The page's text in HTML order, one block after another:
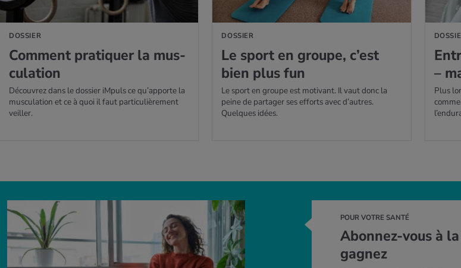
DOSSIER
Com­ment pra­ti­quer la mus­
cu­la­tion
Découvrez dans le dossier iMpuls ce qu’apporte la
musculation et ce à quoi il faut particulièrement
veiller.
DOSSIER
Le sport en groupe, c’est
bien plus fun
Le sport en groupe est motivant. Il vaut donc la
peine de partager ses efforts avec d’autres.
Quelques idées.
–
Plus
POUR VOTRE SANTÉ
Abonnez-vous à
gagnez